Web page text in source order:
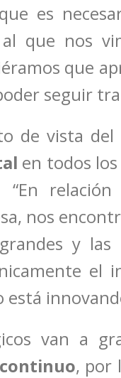
que es
que nos
que
seguir
de vista
en todos
“En
nos
y las
el
está
van a
, por